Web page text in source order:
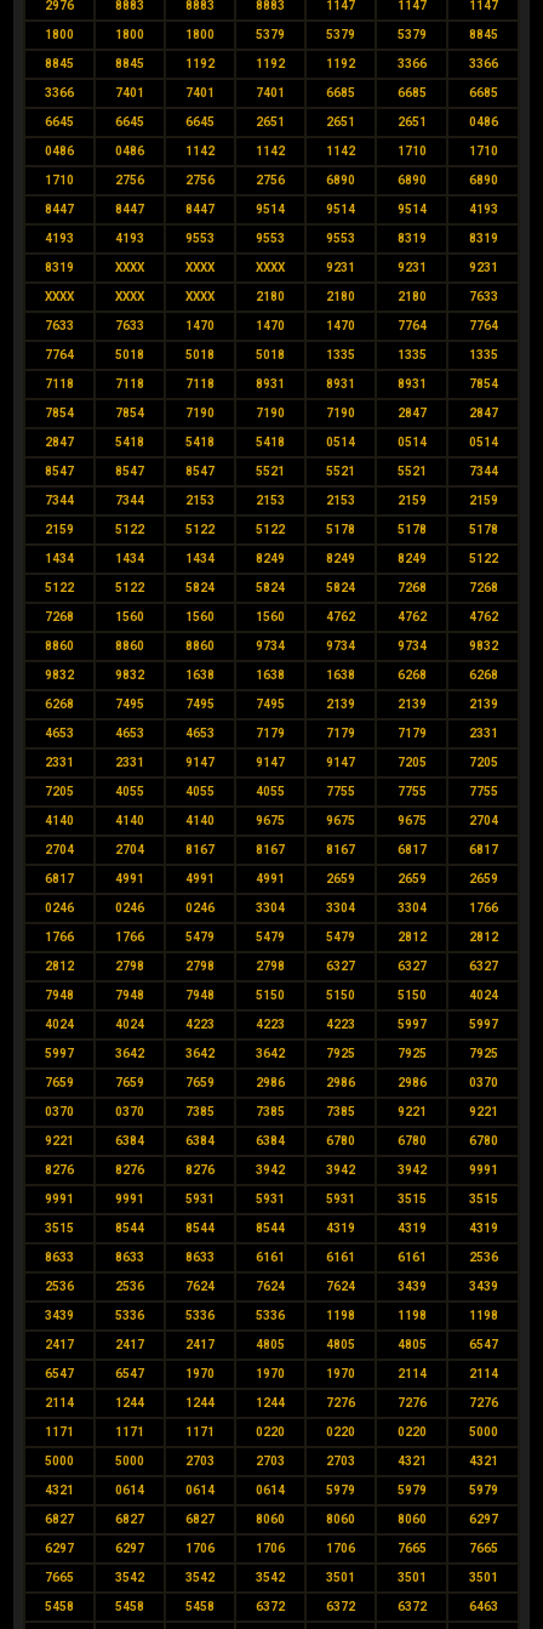
2976 8883 8883 8883 1147 1147 1147
1800 1800 1800 5379 5379 5379 8845
8845 8845 1192 1192 1192 3366 3366
3366 7401 7401 7401 6685 6685 6685
6645 6645 6645 2651 2651 2651 0486
0486 0486 1142 1142 1142 1710 1710
1710 2756 2756 2756 6890 6890 6890
8447 8447 8447 9514 9514 9514 4193
4193 4193 9553 9553 9553 8319 8319
8319 XXXX XXXX XXXX 9231 9231 9231
XXXX XXXX XXXX 2180 2180 2180 7633
7633 7633 1470 1470 1470 7764 7764
7764 5018 5018 5018 1335 1335 1335
7118 7118 7118 8931 8931 8931 7854
7854 7854 7190 7190 7190 2847 2847
2847 5418 5418 5418 0514 0514 0514
8547 8547 8547 5521 5521 5521 7344
7344 7344 2153 2153 2153 2159 2159
2159 5122 5122 5122 5178 5178 5178
1434 1434 1434 8249 8249 8249 5122
5122 5122 5824 5824 5824 7268 7268
7268 1560 1560 1560 4762 4762 4762
8860 8860 8860 9734 9734 9734 9832
9832 9832 1638 1638 1638 6268 6268
6268 7495 7495 7495 2139 2139 2139
4653 4653 4653 7179 7179 7179 2331
2331 2331 9147 9147 9147 7205 7205
7205 4055 4055 4055 7755 7755 7755
4140 4140 4140 9675 9675 9675 2704
2704 2704 8167 8167 8167 6817 6817
6817 4991 4991 4991 2659 2659 2659
0246 0246 0246 3304 3304 3304 1766
1766 1766 5479 5479 5479 2812 2812
2812 2798 2798 2798 6327 6327 6327
7948 7948 7948 5150 5150 5150 4024
4024 4024 4223 4223 4223 5997 5997
5997 3642 3642 3642 7925 7925 7925
7659 7659 7659 2986 2986 2986 0370
0370 0370 7385 7385 7385 9221 9221
9221 6384 6384 6384 6780 6780 6780
8276 8276 8276 3942 3942 3942 9991
9991 9991 5931 5931 5931 3515 3515
3515 8544 8544 8544 4319 4319 4319
8633 8633 8633 6161 6161 6161 2536
2536 2536 7624 7624 7624 3439 3439
3439 5336 5336 5336 1198 1198 1198
2417 2417 2417 4805 4805 4805 6547
6547 6547 1970 1970 1970 2114 2114
2114 1244 1244 1244 7276 7276 7276
1171 1171 1171 0220 0220 0220 5000
5000 5000 2703 2703 2703 4321 4321
4321 0614 0614 0614 5979 5979 5979
6827 6827 6827 8060 8060 8060 6297
6297 6297 1706 1706 1706 7665 7665
7665 3542 3542 3542 3501 3501 3501
5458 5458 5458 6372 6372 6372 6463